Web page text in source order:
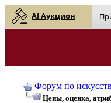
AI Аукцион
Форум по
Цены, оценка,